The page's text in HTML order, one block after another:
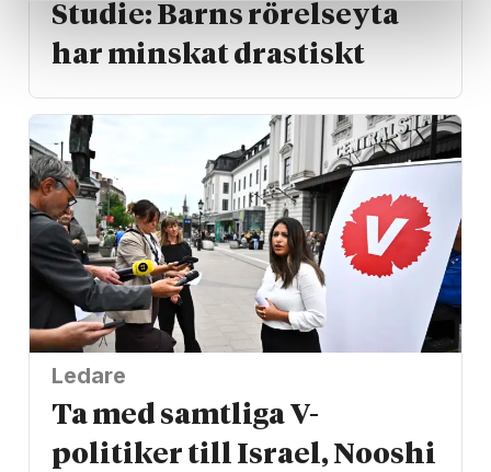
Studie: Barns rörelseyta
har minskat drastiskt
Ledare
Ta med samtliga V-
politiker till Israel, Nooshi